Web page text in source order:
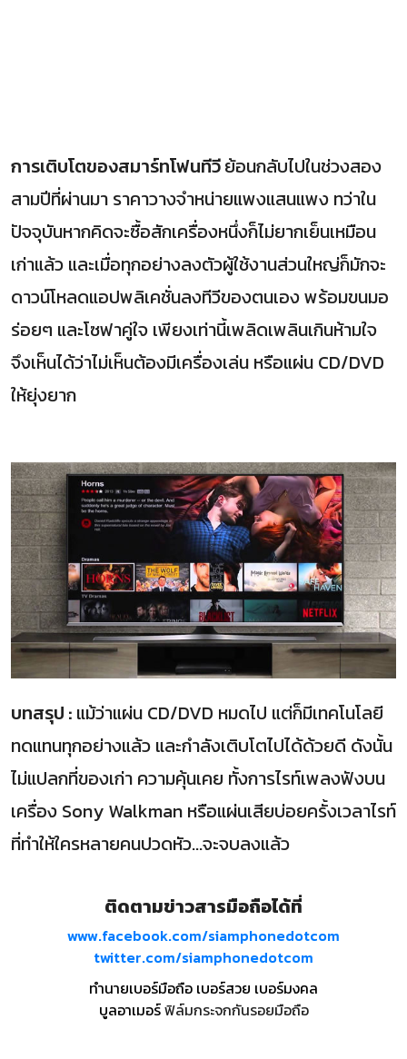
การเติบโตของสมาร์ทโฟนทีวีย้อนกลับไปในช่วงสอง
สามปีที่ผ่านมา ราคาวางจำหน่ายแพงแสนแพง ทว่าใน
ปัจจุบันหากคิดจะซื้อสักเครื่องหนึ่งก็ไม่ยากเย็นเหมือน
เก่าแล้ว และเมื่อทุกอย่างลงตัวผู้ใช้งานส่วนใหญ่ก็มักจะ
ดาวน์โหลดแอปพลิเคชั่นลงทีวีของตนเอง พร้อมขนมอ
ร่อยๆ และโซฟาคู่ใจ เพียงเท่านี้เพลิดเพลินเกินห้ามใจ
จึงเห็นได้ว่าไม่เห็นต้องมีเครื่องเล่น หรือแผ่น CD/DVD
ให้ยุ่งยาก
บทสรุป : แม้ว่าแผ่น CD/DVD หมดไป แต่ก็มีเทคโนโลยี
ทดแทนทุกอย่างแล้ว และกำลังเติบโตไปได้ด้วยดี ดังนั้น
ไม่แปลกที่ของเก่า ความคุ้นเคย ทั้งการไรท์เพลงฟังบน
เครื่อง Sony Walkman หรือแผ่นเสียบ่อยครั้งเวลาไรท์
ที่ทำให้ใครหลายคนปวดหัว...จะจบลงแล้ว
ติดตามข่าวสารมือถือได้ที่
www.facebook.com/siamphonedotcom
twitter.com/siamphonedotcom
ทำนายเบอร์มือถือ เบอร์สวย เบอร์มงคล
บูลอาเมอร์ฟิล์มกระจกกันรอยมือถือ